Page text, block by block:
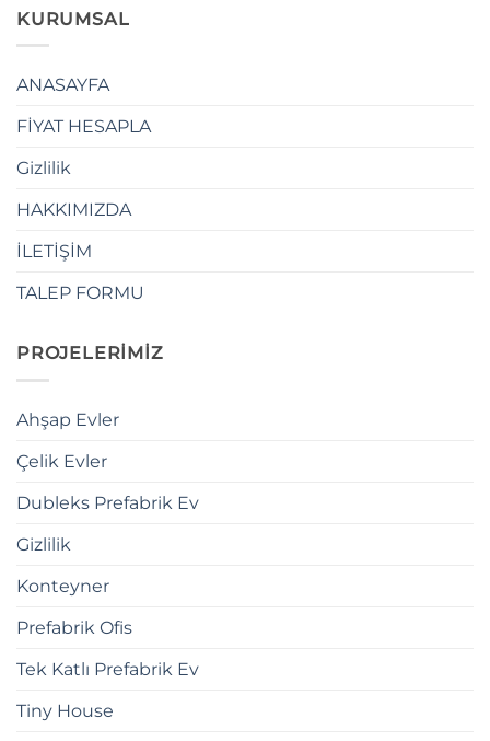
KURUMSAL
ANASAYFA
FİYAT HESAPLA
Gizlilik
HAKKIMIZDA
İLETİŞİM
TALEP FORMU
PROJELERİMİZ
Ahşap Evler
Çelik Evler
Dubleks Prefabrik Ev
Gizlilik
Konteyner
Prefabrik Ofis
Tek Katlı Prefabrik Ev
Tiny House